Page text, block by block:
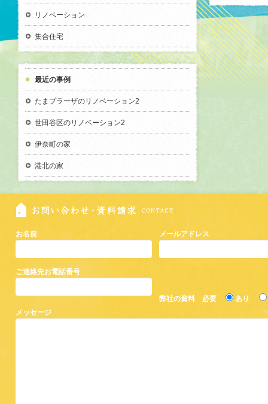
リノベーション
集合住宅
最近の事例
たまプラーザのリノベーション2
世田谷区のリノベーション2
伊奈町の家
港北の家
お名前
ご連絡先お電話番号
メールアドレス
弊社の資料 必要
あり
メッセージ